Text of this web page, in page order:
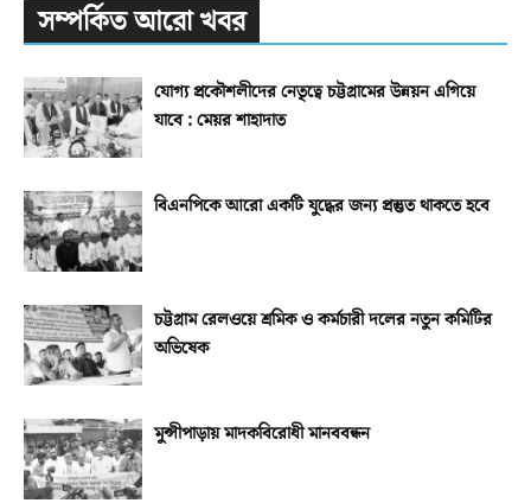
সম্পর্কিত আরো খবর
যোগ্য প্রকৌশলীদের নেতৃত্বে চট্টগ্রামের উন্নয়ন এগিয়ে
যাবে : মেয়র শাহাদাত
বিএনপিকে আরো একটি যুদ্ধের জন্য প্রস্তুত থাকতে হবে
চট্টগ্রাম রেলওয়ে শ্রমিক ও কর্মচারী দলের নতুন কমিটির
অভিষেক
মুন্সীপাড়ায় মাদকবিরোধী মানববন্ধন